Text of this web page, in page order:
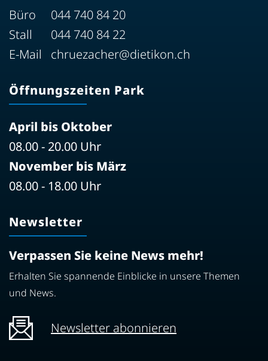
Büro
044 740 84 20
Stall
044 740 84 22
E-Mail
chruezacher@dietikon.ch
Öffnungszeiten Park
April bis Oktober
08.00 - 20.00 Uhr
November bis März
08.00 - 18.00 Uhr
Newsletter
Verpassen Sie keine News mehr!
Erhalten Sie spannende Einblicke in unsere Themen
und News.
Newsletter abonnieren